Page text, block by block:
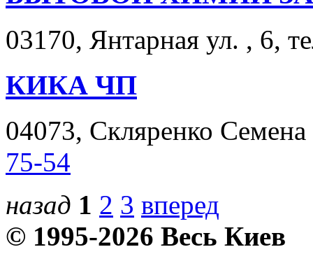
03170, Янтарная ул. , 6,
КИКА ЧП
04073, Скляренко
75-54
назад 1 2 3 вперед
© 1995-2026 Весь Киев